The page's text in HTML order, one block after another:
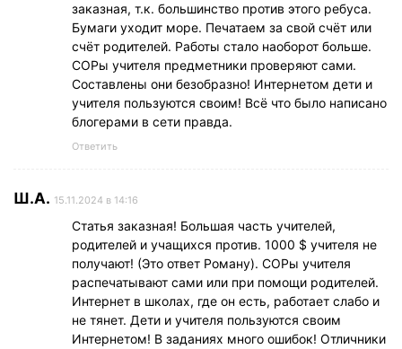
заказная, т.к. большинство против этого ребуса.
Бумаги уходит море. Печатаем за свой счёт или
счёт родителей. Работы стало наоборот больше.
СОРы учителя предметники проверяют сами.
Составлены они безобразно! Интернетом дети и
учителя пользуются своим! Всё что было написано
блогерами в сети правда.
Ответить
Ш.А. 15.11.2024 в 14:16
Статья заказная! Большая часть учителей,
родителей и учащихся против. 1000 $ учителя не
получают! (Это ответ Роману). СОРы учителя
распечатывают сами или при помощи родителей.
Интернет в школах, где он есть, работает слабо и
не тянет. Дети и учителя пользуются своим
Интернетом! В заданиях много ошибок! Отличники